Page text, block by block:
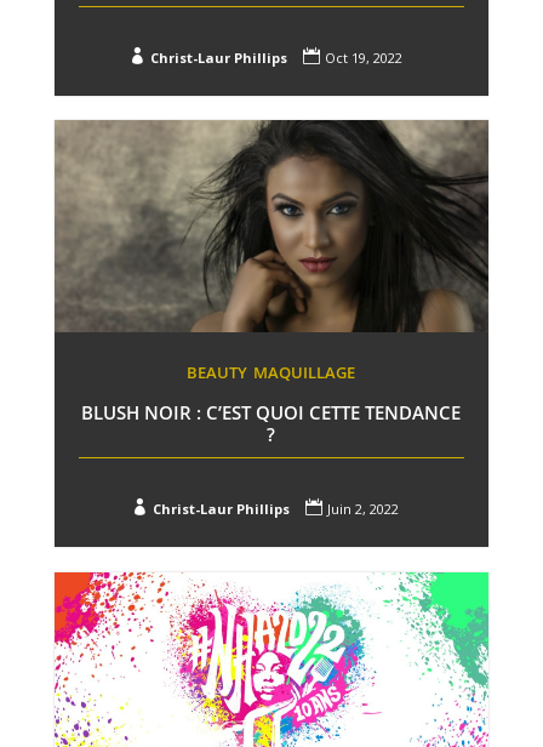
 Christ-Laur Phillips  Oct 19, 2022
BEAUTY MAQUILLAGE
BLUSH NOIR : C’EST QUOI CETTE TENDANCE
?
 Christ-Laur Phillips  Juin 2, 2022